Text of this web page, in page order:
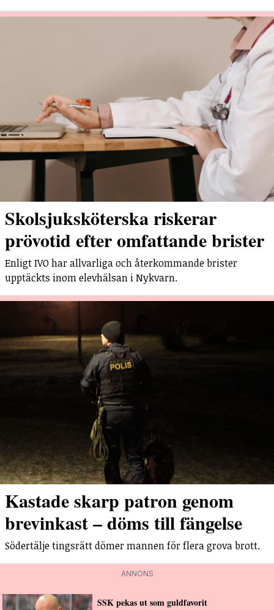
Skolsjuksköterska riskerar
prövotid efter omfattande brister
Enligt IVO har allvarliga och återkommande brister
upptäckts inom elevhälsan i Nykvarn.
Kastade skarp patron genom
brevinkast – döms till fängelse
Södertälje tingsrätt dömer mannen för flera grova brott.
ANNONS
SSK pekas ut som guldfavorit